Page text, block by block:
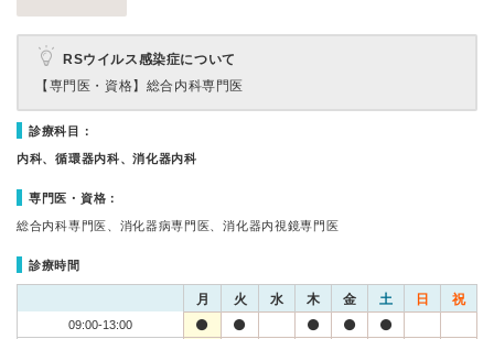
RSウイルス感染症について
【専門医・資格】 総合内科専門医
診療科目：
内科、循環器内科、消化器内科
専門医・資格：
総合内科専門医、消化器病専門医、消化器内視鏡専門医
診療時間
月 火 水 木 金 土 日 祝
09:00-13:00